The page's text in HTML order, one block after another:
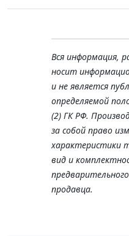
Вся информация,
носит
и не является
определяемой
(2) ГК РФ.
за собой право
характеристики
вид и
продавца.